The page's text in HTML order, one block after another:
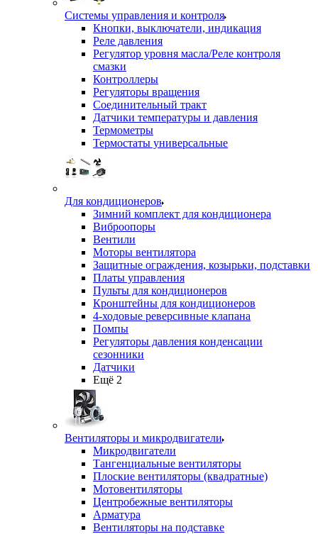
Системы управления и контроля
Кнопки, выключатели, индикация
Реле давления
Регулятор уровня масла/Реле контроля
смазки
Контроллеры
Регуляторы вращения
Соединительный тракт
Датчики температуры и давления
Термометры
Термостаты универсальные
Для кондиционеров
Зимний комплект для кондиционера
Виброопоры
Вентили
Моторы вентилятора
Защитные ограждения, козырьки, подставки
Платы управления
Пульты для кондиционеров
Кронштейны для кондиционеров
4-ходовые реверсивные клапана
Помпы
Регуляторы давления конденсации
сезонники
Датчики
Ещё 2
Вентиляторы и микродвигатели
Микродвигатели
Тангенциальные вентиляторы
Плоские вентиляторы (квадратные)
Мотовентиляторы
Центробежные вентиляторы
Арматура
Вентиляторы на подставке